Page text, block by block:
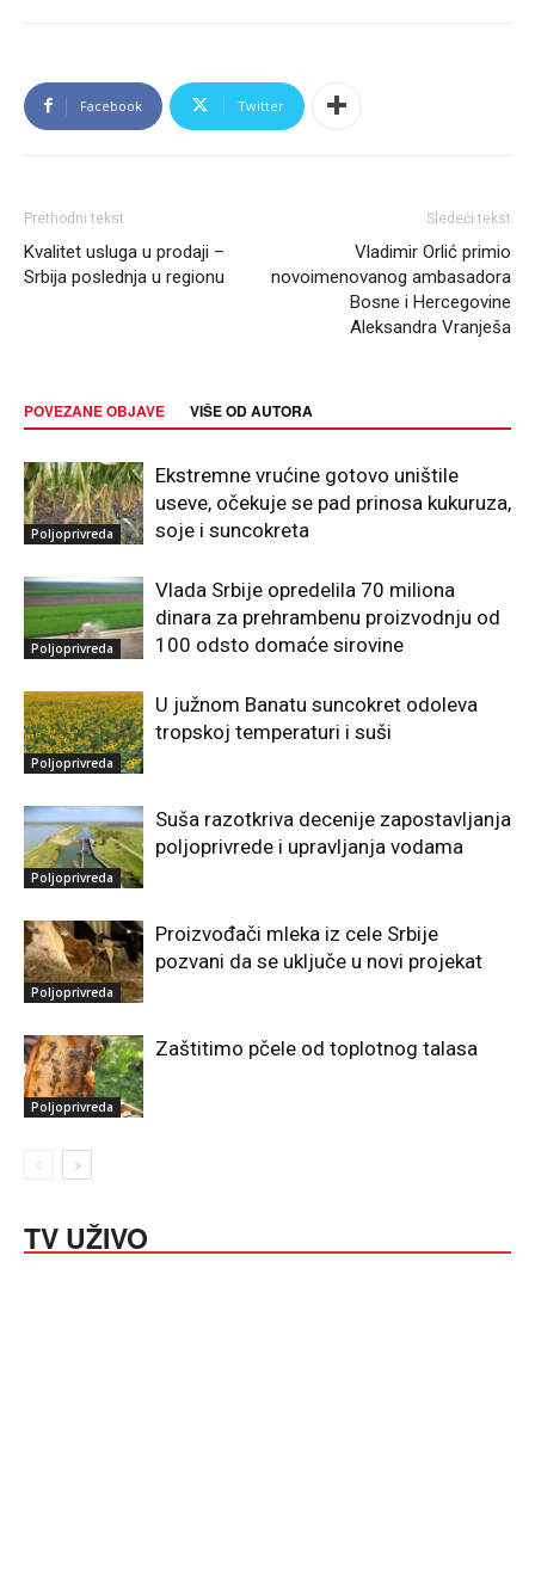
Facebook Twitter
Prethodni tekst
Kvalitet usluga u prodaji –
Srbija poslednja u regionu
Sledeći tekst
Vladimir Orlić primio
novoimenovanog ambasadora
Bosne i Hercegovine
Aleksandra Vranješa
POVEZANE OBJAVE VIŠE OD AUTORA
Poljoprivreda
Ekstremne vrućine gotovo uništile
useve, očekuje se pad prinosa kukuruza,
soje i suncokreta
Poljoprivreda
Vlada Srbije opredelila 70 miliona
dinara za prehrambenu proizvodnju od
100 odsto domaće sirovine
Poljoprivreda
U južnom Banatu suncokret odoleva
tropskoj temperaturi i suši
Poljoprivreda
Suša razotkriva decenije zapostavljanja
poljoprivrede i upravljanja vodama
Poljoprivreda
Proizvođači mleka iz cele Srbije
pozvani da se uključe u novi projekat
Poljoprivreda
Zaštitimo pčele od toplotnog talasa
TV UŽIVO